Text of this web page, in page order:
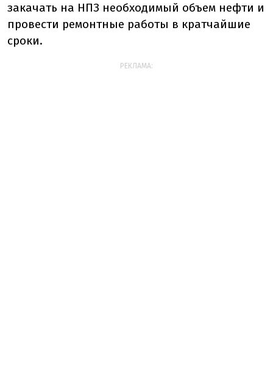
закачать на НПЗ необходимый объем нефти и
провести ремонтные работы в кратчайшие
сроки.
РЕКЛАМА: